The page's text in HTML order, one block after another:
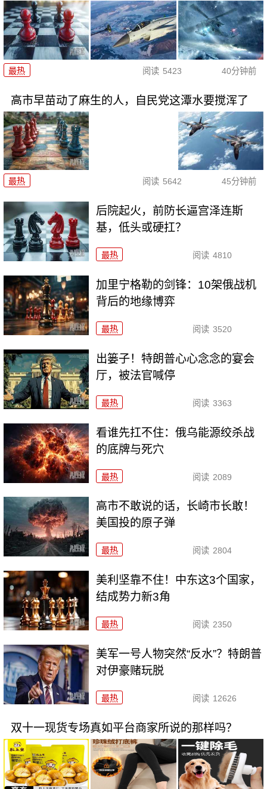
最热 阅读 5423 40分钟前
高市早苗动了麻生的人，自民党这潭水要搅浑了
最热 阅读 5642 45分钟前
后院起火，前防长逼宫泽连斯
基，低头或硬扛？
最热 阅读 4810
加里宁格勒的剑锋：10架俄战机
背后的地缘博弈
最热 阅读 3520
出篓子！特朗普心心念念的宴会
厅，被法官喊停
最热 阅读 3363
看谁先扛不住：俄乌能源绞杀战
的底牌与死穴
最热 阅读 2089
高市不敢说的话，长崎市长敢！
美国投的原子弹
最热 阅读 2804
美利坚靠不住！中东这3个国家，
结成势力新3角
最热 阅读 2350
美军一号人物突然“反水”？特朗普
对伊豪赌玩脱
最热 阅读 12626
双十一现货专场真如平台商家所说的那样吗？